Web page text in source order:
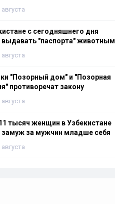
с сегодняшнего дня
выдавать "паспорта" животным
"Позорный дом" и "Позорная
противоречат закону
тысяч женщин в Узбекистане
за мужчин младше себя